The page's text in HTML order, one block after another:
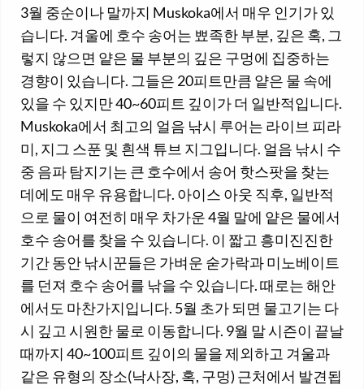
3월 중순이나 말까지 Muskoka에서 매우 인기가 있
습니다. 겨울에 호수 송어는 뾰족한 부분, 깊은 혹, 그
렇지 않으면 얕은 물 부분의 깊은 구멍에 집중하는
경향이 있습니다. 그들은 20피트만큼 얕은 물 속에
있을 수 있지만 40~60피트 깊이가 더 일반적입니다.
Muskoka에서 최고의 얼음 낚시 루어는 라이브 피라
미, 지그 스푼 및 흰색 튜브 지그입니다. 얼음 낚시 수
중 음파 탐지기는 큰 호수에서 송어 핫스팟을 찾는
데에도 매우 유용합니다. 아이스 아웃 직후, 일반적
으로 물이 여전히 매우 차가운 4월 말에 얕은 물에서
호수 송어를 찾을 수 있습니다. 이 짧고 흥미진진한
기간 동안 낚시꾼들은 가벼운 숟가락과 미노베이트
를 던져 호수 송어를 낚을 수 있습니다. 때로는 해안
에서도 마찬가지입니다. 5월 초가 되면 물고기는 다
시 깊고 시원한 물로 이동합니다. 9월 말 시즌이 끝날
때까지 40~100피트 깊이의 물을 제외하고 겨울과
같은 유형의 장소(낙사장, 혹, 구멍) 근처에서 발견됩